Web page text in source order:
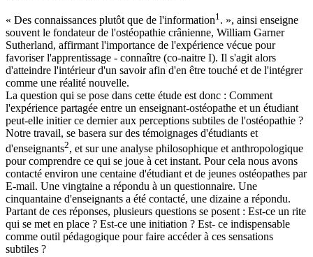
« Des connaissances plutôt que de l'information1 . », ainsi enseigne
souvent le fondateur de l'ostéopathie crânienne, William Garner
Sutherland, affirmant l'importance de l'expérience vécue pour
favoriser l'apprentissage - connaître (co-naitre I). Il s'agit alors
d'atteindre l'intérieur d'un savoir afin d'en être touché et de l'intégrer
comme une réalité nouvelle.
La question qui se pose dans cette étude est donc : Comment
l'expérience partagée entre un enseignant-ostéopathe et un étudiant
peut-elle initier ce dernier aux perceptions subtiles de l'ostéopathie ?
Notre travail, se basera sur des témoignages d'étudiants et
d'enseignants2, et sur une analyse philosophique et anthropologique
pour comprendre ce qui se joue à cet instant. Pour cela nous avons
contacté environ une centaine d'étudiant et de jeunes ostéopathes par
E-mail. Une vingtaine a répondu à un questionnaire. Une
cinquantaine d'enseignants a été contacté, une dizaine a répondu.
Partant de ces réponses, plusieurs questions se posent : Est-ce un rite
qui se met en place ? Est-ce une initiation ? Est- ce indispensable
comme outil pédagogique pour faire accéder à ces sensations
subtiles ?